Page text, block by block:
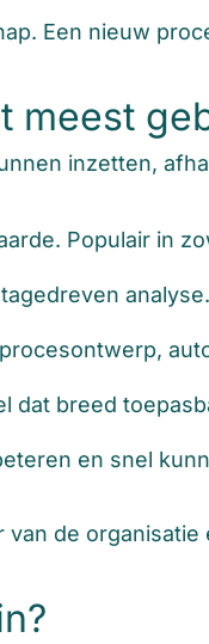
Een nieuw
meest
inzetten,
Populair in
dat breed
en snel
de organisatie